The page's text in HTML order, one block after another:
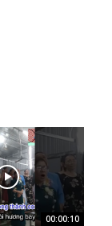
00:00:10